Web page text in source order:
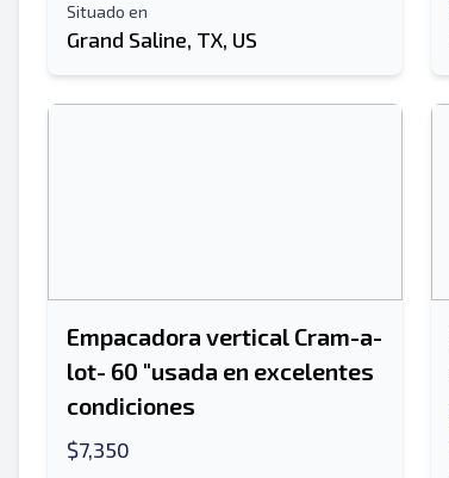
Situado en
Grand Saline, TX, US
Empacadora vertical Cram-a-
lot- 60 "usada en excelentes
condiciones
$7,350